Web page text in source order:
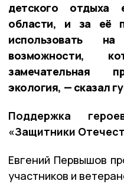
детского отдыха
области, и за её
использовать
возможности,
замечательная
экология, — сказал
Поддержка
«Защитники
Евгений Первышов
участников и